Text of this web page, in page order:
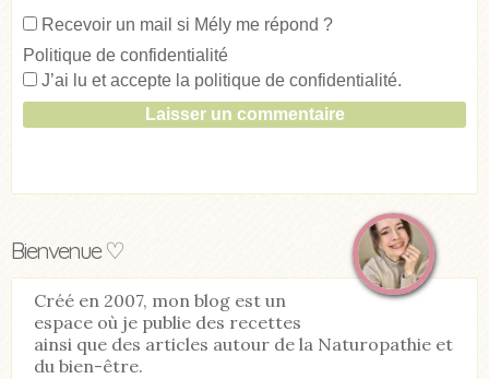
Recevoir un mail si Mély me répond ?
Politique de confidentialité
J’ai lu et accepte la politique de confidentialité.
Bienvenue ♡
Créé en 2007, mon blog est un
espace où je publie des recettes
ainsi que des articles autour de la Naturopathie et
du bien-être.